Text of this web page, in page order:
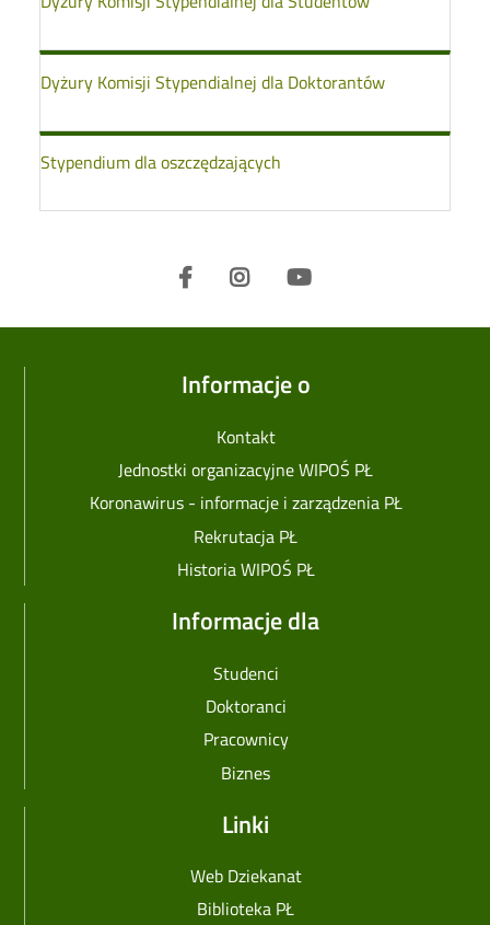
Dyżury Komisji Stypendialnej dla Doktorantów
Stypendium dla oszczędzających
Informacje o
Kontakt
Jednostki organizacyjne WIPOŚ PŁ
Koronawirus - informacje i zarządzenia PŁ
Rekrutacja PŁ
Historia WIPOŚ PŁ
Informacje dla
Studenci
Doktoranci
Pracownicy
Biznes
Linki
Web Dziekanat
Biblioteka PŁ